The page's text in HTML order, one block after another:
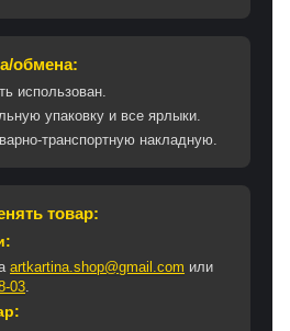
обмена:
использован.
упаковку и все ярлыки.
транспортную накладную.
товар:
artkartina.shop@gmail.com или
03